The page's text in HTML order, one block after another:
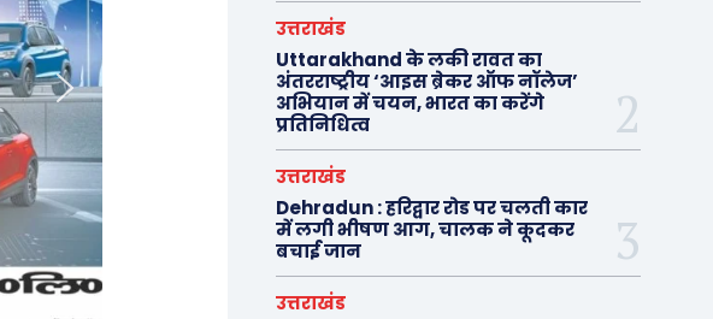
उत्तराखंड
Uttarakhand के लकी रावत का
अंतरराष्ट्रीय ‘आइस ब्रेकर ऑफ नॉलेज’
अभियान में चयन, भारत का करेंगे
प्रतिनिधित्व
उत्तराखंड
Dehradun : हरिद्वार रोड पर चलती कार
में लगी भीषण आग, चालक ने कूदकर
बचाई जान
उत्तराखंड